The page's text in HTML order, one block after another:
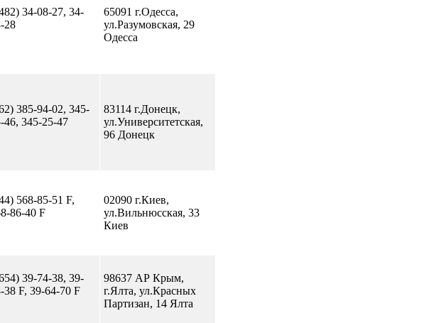
34-08-27, 34-
28
65091 г.Одесса,
ул.Разумовская, 29
Одесса
385-94-02, 345-
46, 345-25-47
83114 г.Донецк,
ул.Университетская,
96 Донецк
568-85-51 F,
86-40 F
02090 г.Киев,
ул.Вильнюсская, 33
Киев
39-74-38, 39-
38 F, 39-64-70 F
98637 АР Крым,
г.Ялта, ул.Красных
Партизан, 14 Ялта